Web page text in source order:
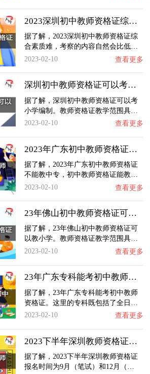
2023深圳初中教师资格证综合素质难吗？
据了解，2023深圳初中教师资格证综
合素质难，考察的内容自然会比低…
2023-02-10
查看更多
深圳初中教师资格证可以考小学编制吗？
据了解，深圳初中教师资格证可以考
小学编制。教师资格证教学范围具…
2023-02-10
查看更多
2023年广东初中教师资格证能教中专吗？
据了解，2023年广东初中教师资格证
不能教中专，初中教师资格证能教…
2023-02-10
查看更多
23年佛山初中教师资格证可以教小学吗？
据了解，23年佛山初中教师资格证可
以教小学。教师资格证教学范围具…
2023-02-10
查看更多
23年广东专科能考初中教师资格证吗？
据了解，23年广东专科能考初中教师
资格证。这里的专科既包括了全日…
2023-02-10
查看更多
2023下半年深圳教师资格证多久报名？
据了解，2023下半年深圳教师资格证
报名时间为9月（笔试）和12月（…